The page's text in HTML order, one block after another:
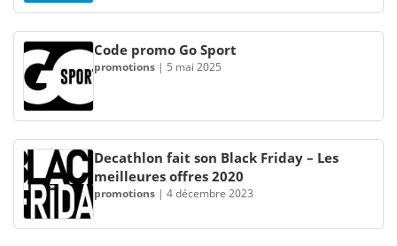
Code promo Go Sport
promotions | 5 mai 2025
Decathlon fait son Black Friday – Les
meilleures offres 2020
promotions | 4 décembre 2023